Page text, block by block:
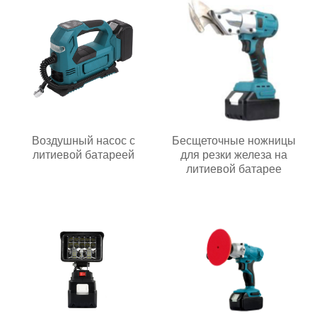
Воздушный насос с
литиевой батареей
Бесщеточные ножницы
для резки железа на
литиевой батарее